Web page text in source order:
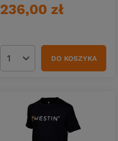
236,00 zł
Ilość produktówDO KOSZYKA